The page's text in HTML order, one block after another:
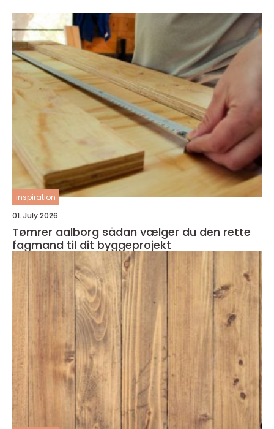
inspiration
01. July 2026
Tømrer aalborg sådan vælger du den rette
fagmand til dit byggeprojekt